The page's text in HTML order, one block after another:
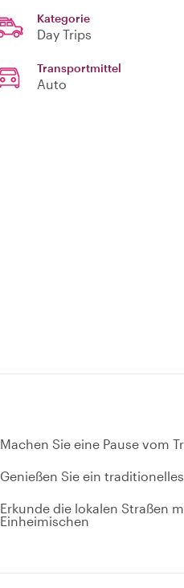
Kategorie
Day Trips
Transportmittel
Auto
Machen Sie eine Pause vom
Genießen Sie ein
Erkunde die lokalen Straßen
Einheimischen